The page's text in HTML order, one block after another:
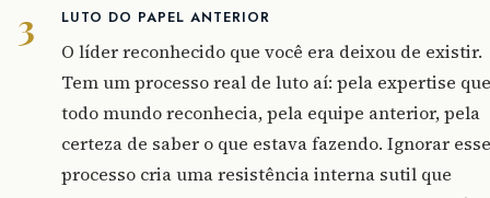
3 LUTO DO PAPEL ANTERIOR
O líder reconhecido que você era deixou de existir.
Tem um processo real de luto aí: pela expertise que
todo mundo reconhecia, pela equipe anterior, pela
certeza de saber o que estava fazendo. Ignorar esse
processo cria uma resistência interna sutil que